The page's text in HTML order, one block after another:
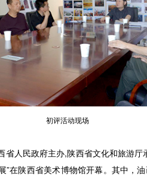
初评活动现场
省人民政府主办,陕西省文化和旅游厅
”在陕西省美术博物馆开幕。其中，